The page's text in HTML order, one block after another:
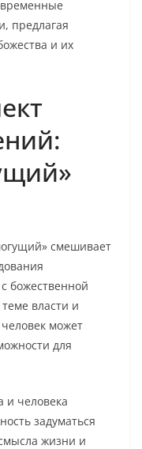
предлагая
и их
смешивает
божественной
власти и
может
для
человека
задуматься
жизни и